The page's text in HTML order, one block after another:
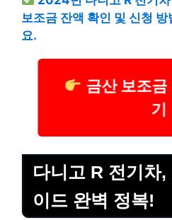
보조금 잔액 확인 및 신청
요.
금산 보조금
기
다니고 R 전기차
이드 완벽 정복!